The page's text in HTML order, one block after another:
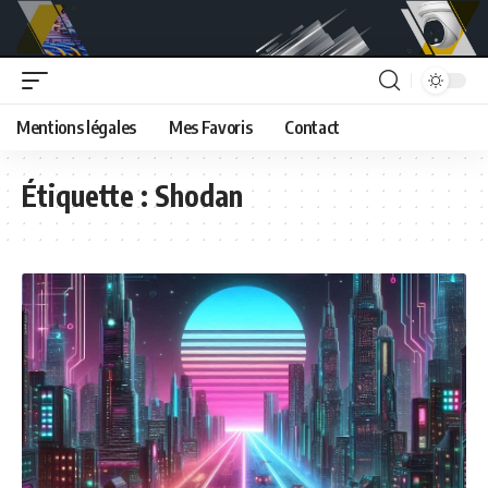
Mentions légales Mes Favoris Contact
Étiquette :Shodan